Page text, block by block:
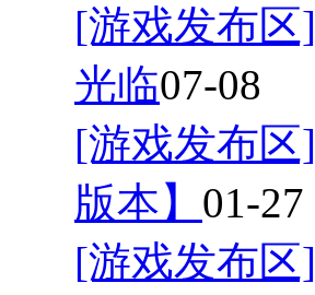
[游戏发布区]
光临07-08
[游戏发布区]
版本】 01-27
[游戏发布区]